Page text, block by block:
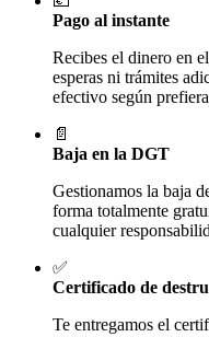
Pago al instante
Recibes el dinero en
esperas ni trámites
efectivo según
📄
Baja en la DGT
Gestionamos la baja
forma totalmente
cualquier
✅
Certificado de
Te entregamos el